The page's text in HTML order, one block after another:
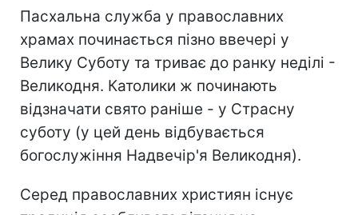
Пасхальна служба у православних
храмах починається пізно ввечері у
Велику Суботу та триває до ранку неділі -
Великодня. Католики ж починають
відзначати свято раніше - у Страсну
суботу (у цей день відбувається
богослужіння Надвечір'я Великодня).
Серед православних християн існує